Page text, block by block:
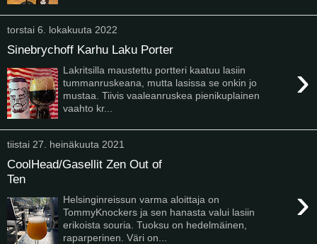
torstai 6. lokakuuta 2022
Sinebrychoff Karhu Laku Porter
›
Lakritsilla maustettu portteri kaatuu lasiin
tummanruskeana, mutta lasissa se onkin jo
mustaa. Tiivis vaaleanruskea pienikuplainen
vaahto kr...
tiistai 27. heinäkuuta 2021
CoolHead/Gasellit Zen Out of
Ten
›
Helsinginreissun varma aloittaja on
TommyKnockers ja sen hanasta valui lasiin
erikoista souria. Tuoksu on hedelmäinen,
raparperinen. Väri on...